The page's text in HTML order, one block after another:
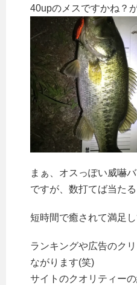
40upのメスですかね？
まぁ、オスっぽい威嚇
ですが、数打てば当た
短時間で癒されて満足し
ランキングや広告のク
ながります(笑)
サイトのクオリティー